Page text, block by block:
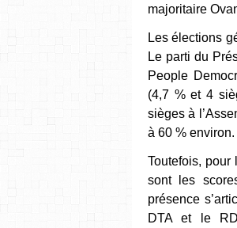
majoritaire
Les élections
Le parti du
People
(4,7 % et 4
sièges à
à 60 % environ.
Toutefois, pour
sont les
présence
DTA et le